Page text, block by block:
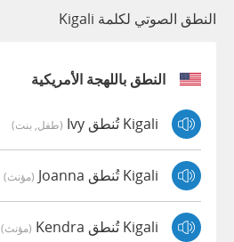
النطق الصوتي لكلمة Kigali
النطق باللهجة الأمريكية
Kigali تُنطق Ivy (طفل, بنت)
Kigali تُنطق Joanna (مؤنث)
Kigali تُنطق Kendra (مؤنث)